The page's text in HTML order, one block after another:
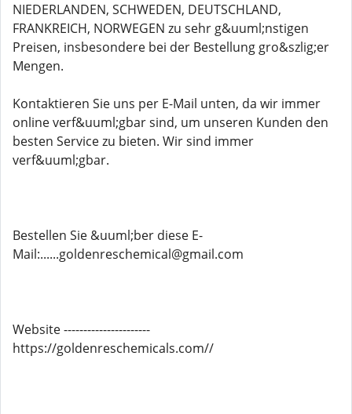
NIEDERLANDEN, SCHWEDEN, DEUTSCHLAND,
FRANKREICH, NORWEGEN zu sehr g&uuml;nstigen
Preisen, insbesondere bei der Bestellung gro&szlig;er
Mengen.
Kontaktieren Sie uns per E-Mail unten, da wir immer
online verf&uuml;gbar sind, um unseren Kunden den
besten Service zu bieten. Wir sind immer
verf&uuml;gbar.
Bestellen Sie &uuml;ber diese E-
Mail:......goldenreschemical@gmail.com
Website ----------------------
https://goldenreschemicals.com//